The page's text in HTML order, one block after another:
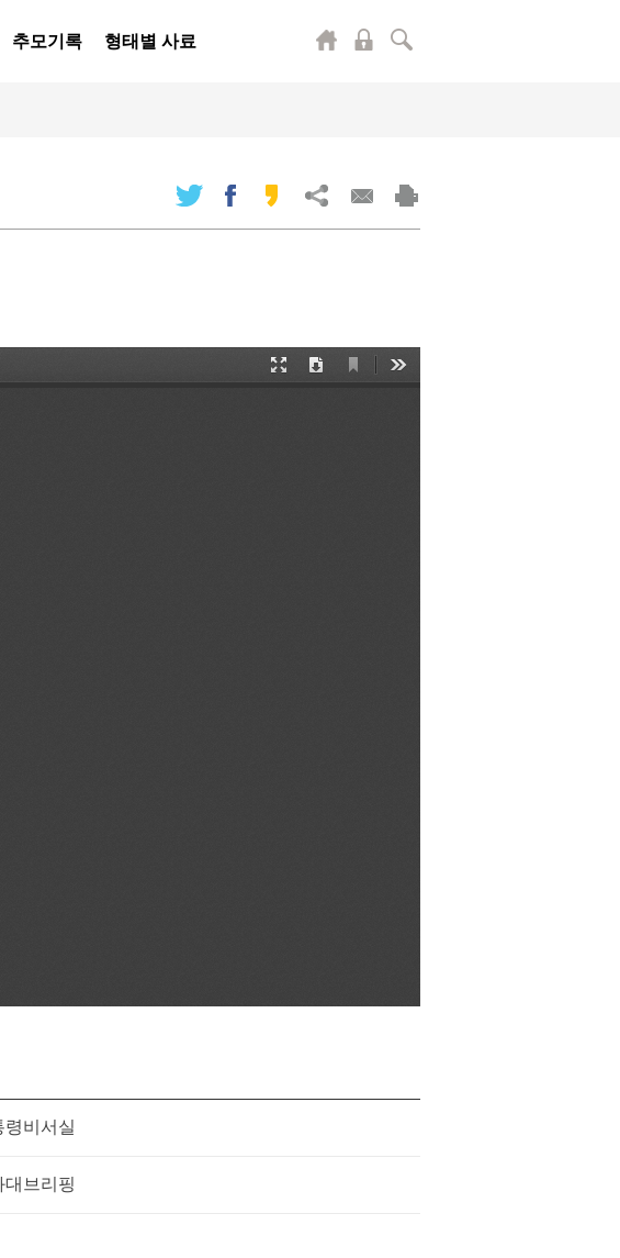
추모기록 형태별 사료
령비서실
대브리핑